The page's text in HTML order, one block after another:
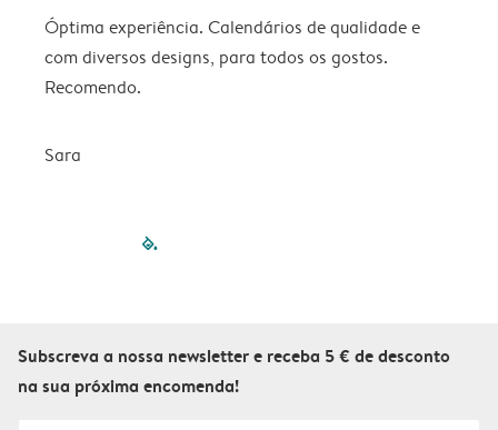
Óptima experiência. Calendários de qualidade e
com diversos designs, para todos os gostos.
Recomendo.
Sara
filled-pagination
Subscreva a nossa newsletter e receba 5 € de desconto
na sua próxima encomenda!